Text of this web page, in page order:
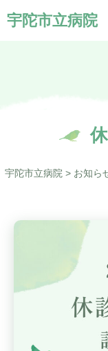
文字サイズ
色変更
当院につい
当院の特
施設概
総合診
脳神経内
小児科
外科
産婦人
「ウェ
地域包
宇陀市
宇陀け
移動診
アクセス
サイトマップ
宇陀市立病院
宇陀市立病院 > お知ら